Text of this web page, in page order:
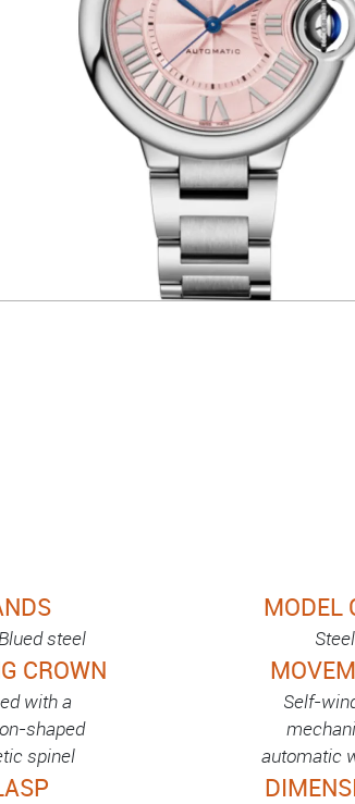
steel
MODEL
Steel
CROWN
with a
shaped
spinel
Self-
automatic